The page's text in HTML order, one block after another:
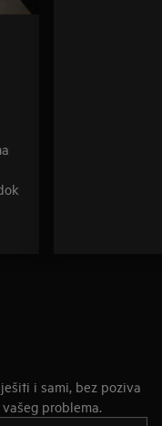
i sami, bez poziva
problema.